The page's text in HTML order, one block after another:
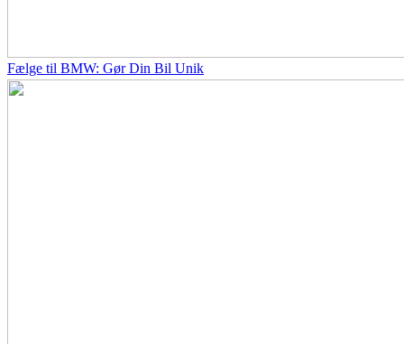
Fælge til BMW: Gør Din Bil Unik